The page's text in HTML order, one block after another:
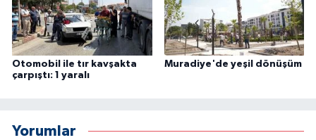
Otomobil ile tır kavşakta
çarpıştı: 1 yaralı
Muradiye'de yeşil dönüşüm
Yorumlar